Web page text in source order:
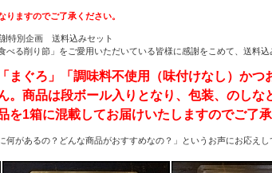
ますのでご了承ください。
特別企画 送料込みセット
べる削り節」をご愛用いただいている皆様に感謝をこめて、送料
ぐろ」「調味料不使用（味付けなし）か
商品は段ボール入りとなり、包装、のしな
1箱に混載してお届けいたしますのでご了承
何があるの？どんな商品がおすすめなの？」というお声にお応え